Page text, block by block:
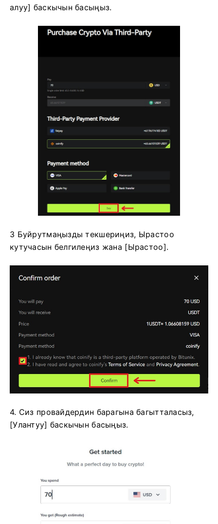
алуу] баскычын басыңыз.
3 Буйрутмаңызды текшериңиз, Ырастоо
кутучасын белгилеңиз жана [Ырастоо].
4. Сиз провайдердин барагына багытталасыз,
[Улантуу] баскычын басыңыз.